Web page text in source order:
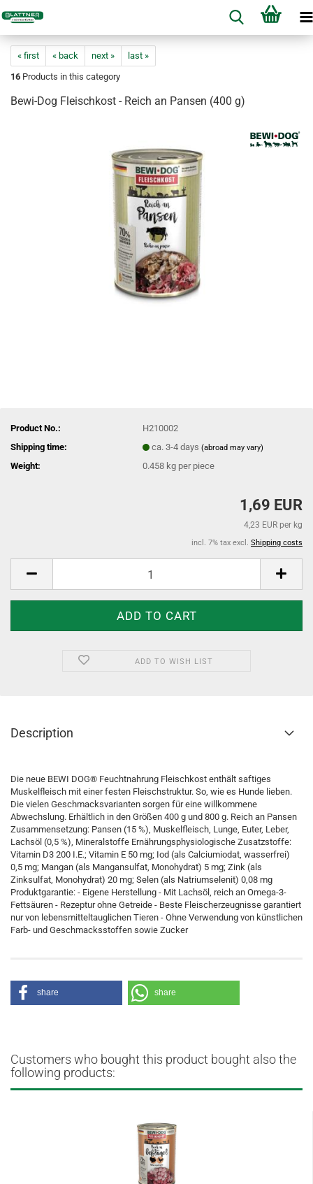
« first « back next »
last »
16 Products in this category
Bewi-Dog Fleischkost - Reich an Pansen (400 g)
Product No.:
H210002
Shipping time:
ca. 3-4 days(abroad may vary)
Weight: 0.458 kg per piece
1,69 EUR
4,23 EUR per kg
incl. 7% tax excl. Shipping costs
ADD TO WISH LIST
Description
Die neue BEWI DOG® Feuchtnahrung Fleischkost enthält saftiges
Muskelfleisch mit einer festen Fleischstruktur. So, wie es Hunde lieben.
Die vielen Geschmacksvarianten sorgen für eine willkommene
Abwechslung. Erhältlich in den Größen 400 g und 800 g. Reich an Pansen
Zusammensetzung: Pansen (15 %), Muskelfleisch, Lunge, Euter, Leber,
Lachsöl (0,5 %), Mineralstoffe Ernährungsphysiologische Zusatzstoffe:
Vitamin D3 200 I.E.; Vitamin E 50 mg; Iod (als Calciumiodat, wasserfrei)
0,5 mg; Mangan (als Mangansulfat, Monohydrat) 5 mg; Zink (als
Zinksulfat, Monohydrat) 20 mg; Selen (als Natriumselenit) 0,08 mg
Produktgarantie: - Eigene Herstellung - Mit Lachsöl, reich an Omega-3-
Fettsäuren - Rezeptur ohne Getreide - Beste Fleischerzeugnisse garantiert
nur von lebensmitteltauglichen Tieren - Ohne Verwendung von künstlichen
Farb- und Geschmacksstoffen sowie Zucker
share share
Customers who bought this product bought also the
following products: